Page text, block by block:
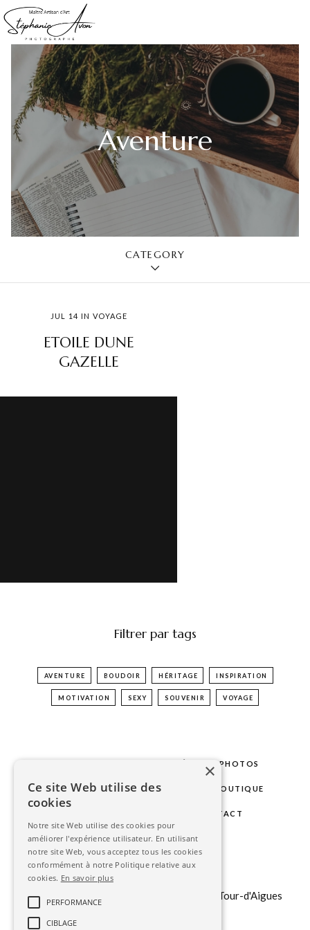
Aventure
CATEGORY
JUL 14 IN VOYAGE
ETOILE DUNE
GAZELLE
Filtrer par tags
AVENTURE BOUDOIR HÉRITAGE INSPIRATION
MOTIVATION SEXY SOUVENIR VOYAGE
SÉANCES PHOTOS
PHOTOS D'IDENTITÉ GALERIE BOUTIQUE
CONTACT
contact@stephanieavon.com
+33 (0)
151 b chemin du Tour du Revol, 84240 La Tour-d'Aigues
×
Ce site Web utilise des
cookies
Notre site Web utilise des cookies pour
améliorer l'expérience utilisateur. En utilisant
notre site Web, vous acceptez tous les cookies
conformément à notre Politique relative aux
cookies. En savoir plus
PERFORMANCE
CIBLAGE